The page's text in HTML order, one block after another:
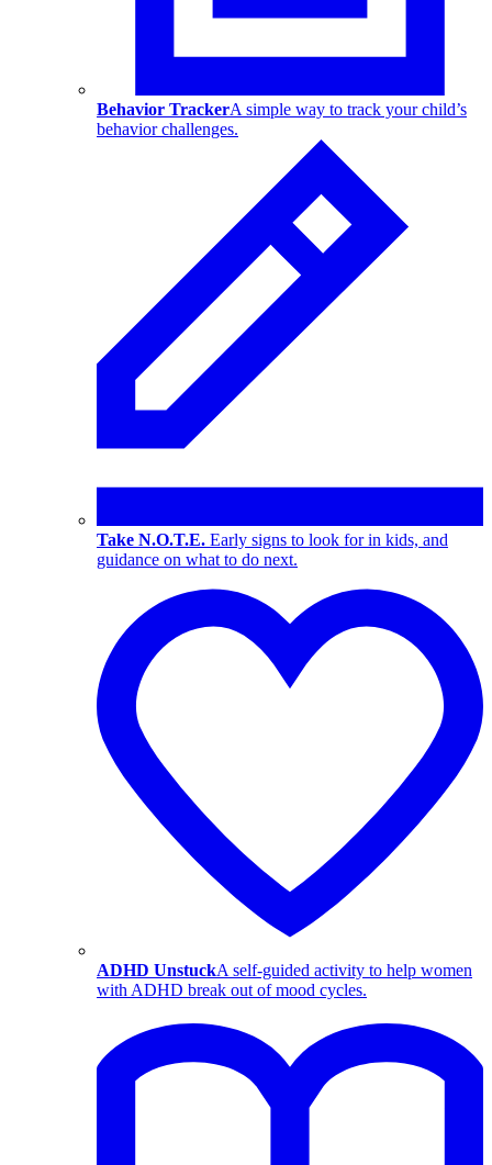
Behavior TrackerA simple way to track your child’s
behavior challenges.
Take N.O.T.E. Early signs to look for in kids, and
guidance on what to do next.
ADHD UnstuckA self-guided activity to help women
with ADHD break out of mood cycles.